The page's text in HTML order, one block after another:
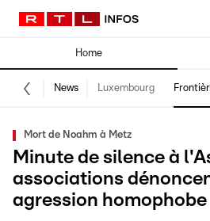
Home
News Luxembourg
Mort de Noahm à Metz
Minute de silence à
associations
agression homophobe